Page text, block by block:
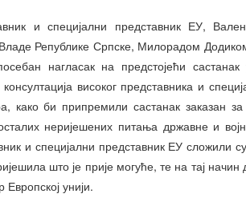
и специјални представник ЕУ,
Републике Српске, Милорадом
нагласак на предстојећи састанак
високог представника и
како би припремили састанак заказан
неријешених питања државне и
и специјални представник ЕУ сложили
што је прије могуће, те на тај
унији.